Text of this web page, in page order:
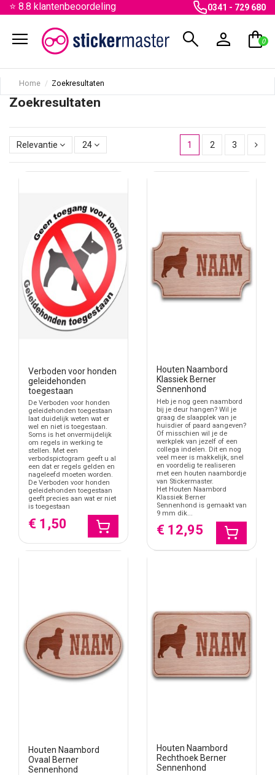
⭐ 8.8 klantenbeoordeling 0341 - 729 680
menu search person shopping_bag
0
Home Zoekresultaten
Zoekresultaten
1 2 3
Relevantie 24
Verboden voor honden
geleidehonden
toegestaan
De Verboden voor honden
geleidehonden toegestaan
laat duidelijk weten wat er
wel en niet is toegestaan.
Soms is het onvermijdelijk
om regels in werking te
stellen. Met een
verbodspictogram geeft u al
een dat er regels gelden en
nageleefd moeten worden.
De Verboden voor honden
geleidehonden toegestaan
geeft precies aan wat er niet
is toegestaan
€ 1,50
Houten Naambord
Klassiek Berner
Sennenhond
Heb je nog geen naambord
bij je deur hangen? Wil je
graag de slaapplek van je
huisdier of paard aangeven?
Of misschien wil je de
werkplek van jezelf of een
collega indelen. Dit en nog
veel meer is makkelijk, snel
en voordelig te realiseren
met een houten naambordje
van Stickermaster.
Het Houten Naambord
Klassiek Berner
Sennenhond is gemaakt van
9 mm dik...
€ 12,95
Houten Naambord
Ovaal Berner
Sennenhond
Houten Naambord
Rechthoek Berner
Sennenhond